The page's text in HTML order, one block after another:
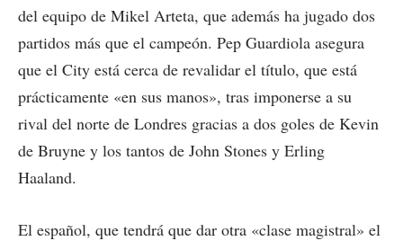
del equipo de Mikel Arteta, que además ha jugado dos
partidos más que el campeón. Pep Guardiola asegura
que el City está cerca de revalidar el título, que está
prácticamente «en sus manos», tras imponerse a su
rival del norte de Londres gracias a dos goles de Kevin
de Bruyne y los tantos de John Stones y Erling
Haaland.
El español, que tendrá que dar otra «clase magistral» el